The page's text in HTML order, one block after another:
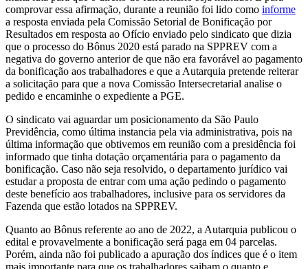
comprovar essa afirmação, durante a reunião foi lido como informe
a resposta enviada pela Comissão Setorial de Bonificação por
Resultados em resposta ao Ofício enviado pelo sindicato que dizia
que o processo do Bônus 2020 está parado na SPPREV com a
negativa do governo anterior de que não era favorável ao pagamento
da bonificação aos trabalhadores e que a Autarquia pretende reiterar
a solicitação para que a nova Comissão Intersecretarial analise o
pedido e encaminhe o expediente a PGE.
O sindicato vai aguardar um posicionamento da São Paulo
Previdência, como última instancia pela via administrativa, pois na
última informação que obtivemos em reunião com a presidência foi
informado que tinha dotação orçamentária para o pagamento da
bonificação. Caso não seja resolvido, o departamento jurídico vai
estudar a proposta de entrar com uma ação pedindo o pagamento
deste benefício aos trabalhadores, inclusive para os servidores da
Fazenda que estão lotados na SPPREV.
Quanto ao Bônus referente ao ano de 2022, a Autarquia publicou o
edital e provavelmente a bonificação será paga em 04 parcelas.
Porém, ainda não foi publicado a apuração dos índices que é o item
mais importante para que os trabalhadores saibam o quanto e